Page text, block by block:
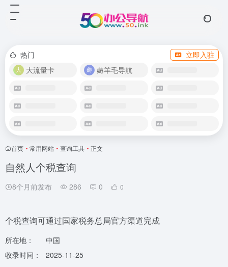
热门
立即入驻
大流量卡
薅羊毛导航
首页 • 常用网站 • 查询工具 • 正文
自然人个税查询
8个月前发布 286 0 0
个税查询可通过国家税务总局官方渠道完成
所在地：
中国
收录时间：
2025-11-25